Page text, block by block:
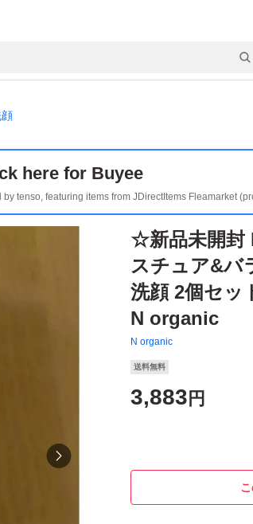
here for Buyee
tenso, featuring items from JDirectItems Fleamarket
☆新品未開封
スチュア&
洗顔 2個セ
N organic
N organic
送料無料
3,883 円